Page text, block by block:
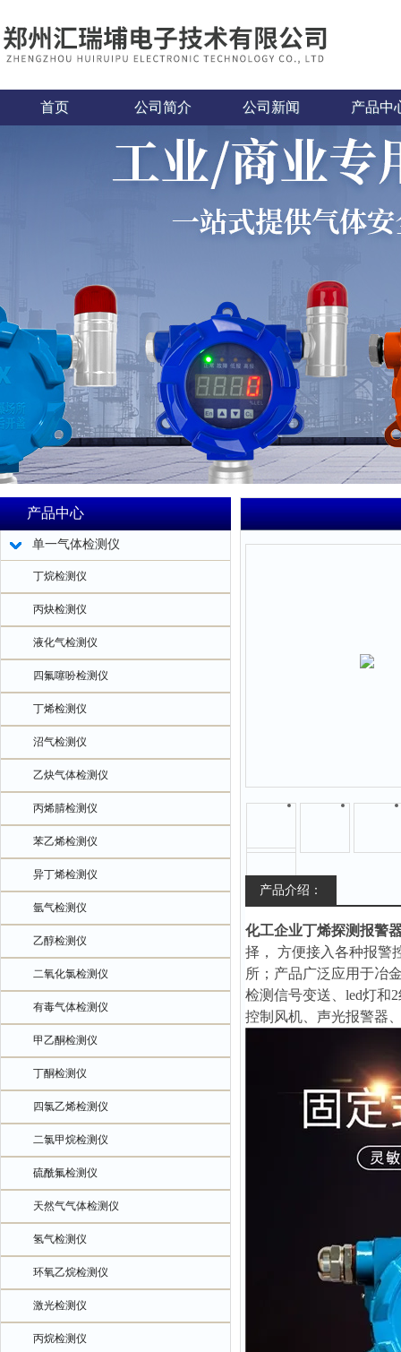
首页 公司简介 公司新闻 产品中
产品中心
单一气体检测仪
丁烷检测仪
丙炔检测仪
液化气检测仪
四氟噻吩检测仪
丁烯检测仪
沼气检测仪
乙炔气体检测仪
丙烯腈检测仪
苯乙烯检测仪
异丁烯检测仪
氩气检测仪
乙醇检测仪
二氧化氯检测仪
有毒气体检测仪
甲乙酮检测仪
丁酮检测仪
四氯乙烯检测仪
二氯甲烷检测仪
硫酰氟检测仪
天然气气体检测仪
氢气检测仪
环氧乙烷检测仪
激光检测仪
丙烷检测仪
产品介绍：
化工企业丁烯探测报警
择， 方便接入各种报警
所；产品广泛应用于冶
检测信号变送、led灯和
控制风机、声光报警器